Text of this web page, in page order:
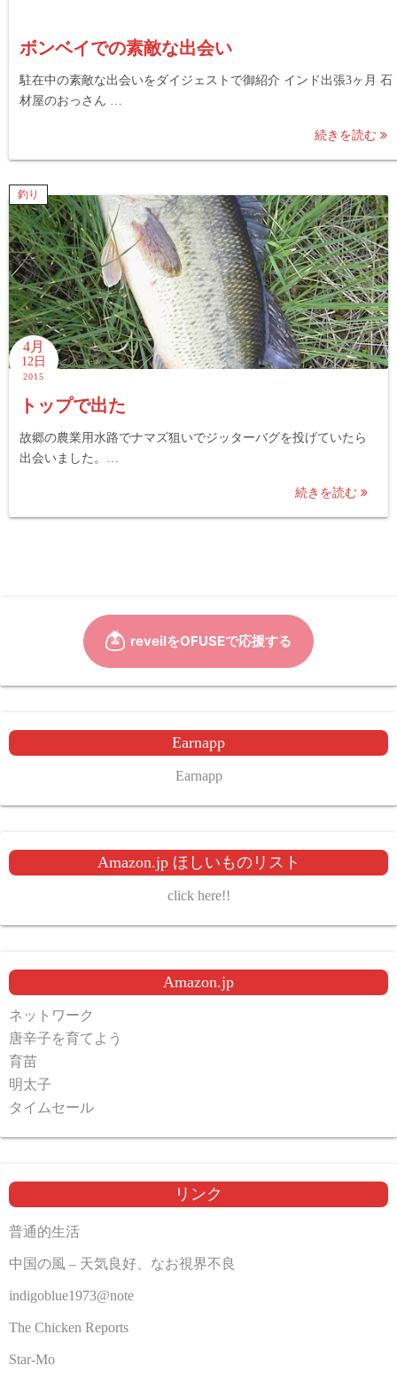
ボンベイでの素敵な出会い
駐在中の素敵な出会いをダイジェストで御紹介 インド出張3ヶ月 石
材屋のおっさん …
続きを読む
釣り
4月
12日
2015
トップで出た
故郷の農業用水路でナマズ狙いでジッターバグを投げていたら
出会いました。…
続きを読む
Earnapp
Earnapp
Amazon.jp ほしいものリスト
click here!!
Amazon.jp
ネットワーク
唐辛子を育てよう
育苗
明太子
タイムセール
リンク
普通的生活
中国の風 – 天気良好、なお視界不良
indigoblue1973@note
The Chicken Reports
Star-Mo